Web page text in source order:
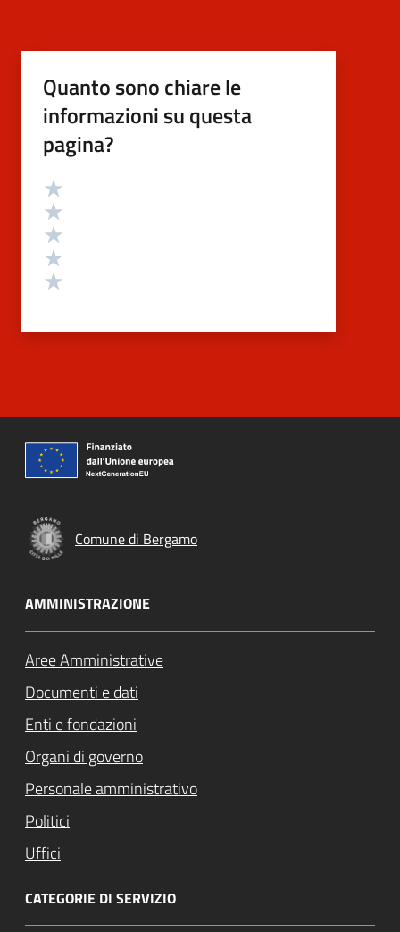
Quanto sono chiare le
informazioni su questa
pagina?
Valutazione
Comune di Bergamo
AMMINISTRAZIONE
Aree Amministrative
Documenti e dati
Enti e fondazioni
Organi di governo
Personale amministrativo
Politici
Uffici
CATEGORIE DI SERVIZIO